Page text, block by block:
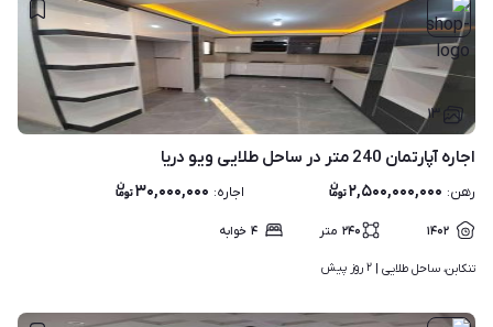
۱۳
اجاره آپارتمان 240 متر در ساحل طلایی ویو دریا
رهن: ۲,۵۰۰,۰۰۰,۰۰۰ اجاره: ۳۰,۰۰۰,۰۰۰
۱۴۰۲ ۲۴۰ متر ۴ خوابه
تنکابن، ساحل طلایی | ۲ روز پیش